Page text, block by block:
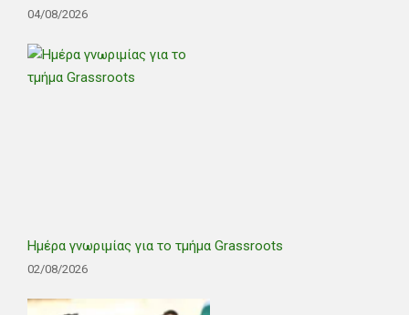
04/08/2026
Ημέρα γνωριμίας για το τμήμα Grassroots
02/08/2026